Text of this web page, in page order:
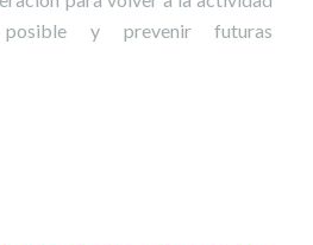
y prevenir futuras